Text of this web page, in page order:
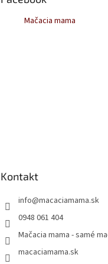
Mačacia mama
Kontakt
info@macaciamama.sk
0948 061 404
Mačacia mama - samé
macaciamama.sk